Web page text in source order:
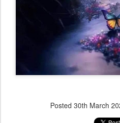
Posted 30th March